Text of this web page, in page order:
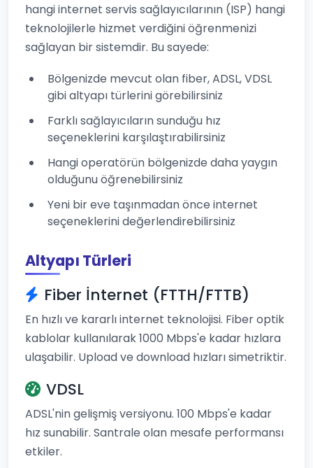
hangi internet servis sağlayıcılarının (ISP) hangi
teknolojilerle hizmet verdiğini öğrenmenizi
sağlayan bir sistemdir. Bu sayede:
Bölgenizde mevcut olan fiber, ADSL, VDSL
gibi altyapı türlerini görebilirsiniz
Farklı sağlayıcıların sunduğu hız
seçeneklerini karşılaştırabilirsiniz
Hangi operatörün bölgenizde daha yaygın
olduğunu öğrenebilirsiniz
Yeni bir eve taşınmadan önce internet
seçeneklerini değerlendirebilirsiniz
Altyapı Türleri
Fiber İnternet (FTTH/FTTB)
En hızlı ve kararlı internet teknolojisi. Fiber optik
kablolar kullanılarak 1000 Mbps'e kadar hızlara
ulaşabilir. Upload ve download hızları simetriktir.
VDSL
ADSL'nin gelişmiş versiyonu. 100 Mbps'e kadar
hız sunabilir. Santrale olan mesafe performansı
etkiler.